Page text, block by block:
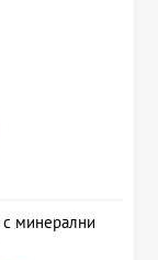
минерални